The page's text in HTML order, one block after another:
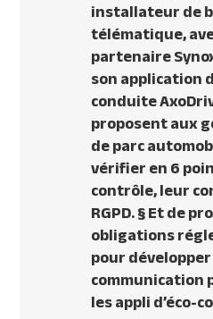
installateur de
télématique,
partenaire
son application
conduite
proposent aux
de parc
vérifier en 6
contrôle, leur
RGPD.§Et de
obligations
pour
communication
les appli d’éco-